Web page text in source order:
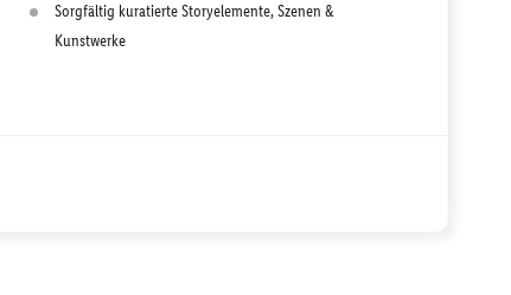
Sorgfältig kuratierte Storyelemente, Szenen &
Kunstwerke